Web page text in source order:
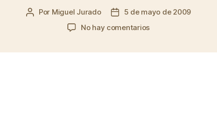
Autor
Por Miguel Jurado
Fecha5 de mayo de 2009
No hay comentariosen